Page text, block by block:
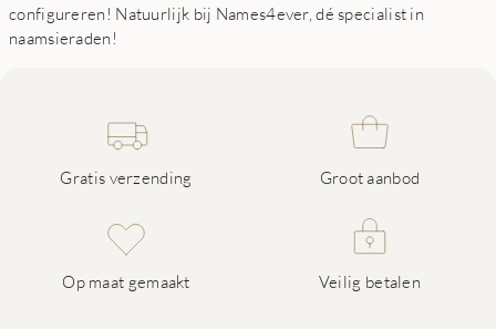
configureren! Natuurlijk bij Names4ever, dé specialist in
naamsieraden!
Gratis verzending Groot aanbod
Op maat gemaakt Veilig betalen